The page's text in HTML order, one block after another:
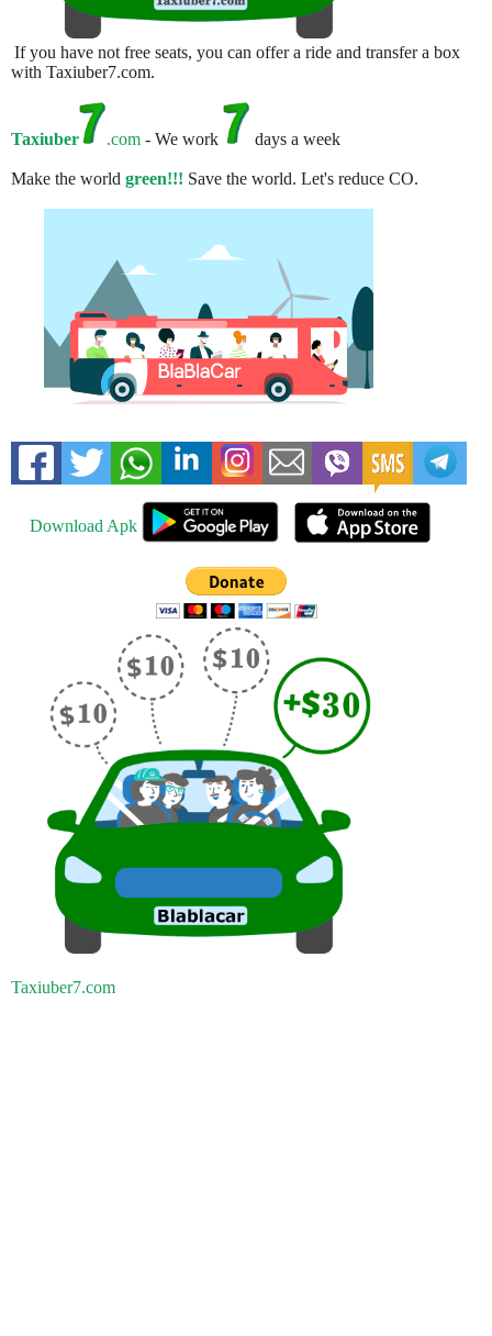
If you have not free seats, you can offer a ride and transfer a box
with Taxiuber7.com.
Taxiuber .com - We work days a week
Make the world green!!! Save the world. Let's reduce CO.
Download Apk
Taxiuber7.com